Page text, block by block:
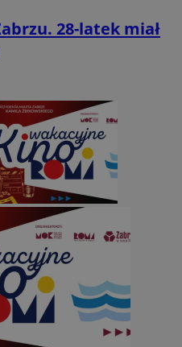
28-latek miał